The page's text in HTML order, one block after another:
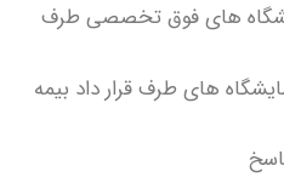
های فوق تخصصی طرف
طرف قرار داد بیمه